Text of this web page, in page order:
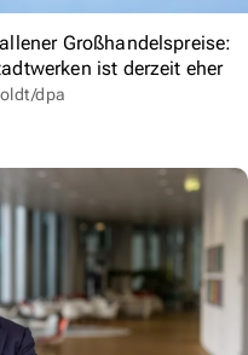
Großhandelspreise:
ist derzeit eher
dpa